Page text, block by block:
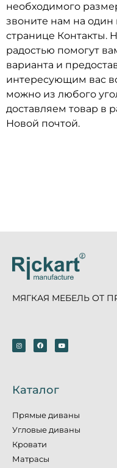
необходимого
звоните нам на один
странице
радостью помогут
варианта и
интересующим вас
можно из любого
доставляем товар в
Новой почтой.
МЯГКАЯ МЕБЕЛЬ ОТ
Каталог
Прямые диваны
Угловые диваны
Кровати
Матрасы